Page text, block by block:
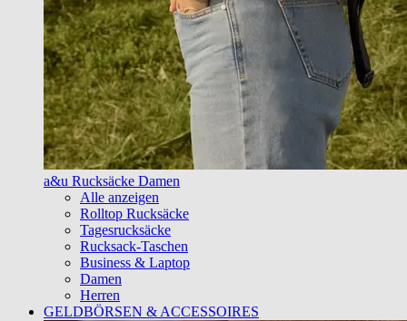
a&u Rucksäcke Damen
Alle anzeigen
Rolltop Rucksäcke
Tagesrucksäcke
Rucksack-Taschen
Business & Laptop
Damen
Herren
GELDBÖRSEN & ACCESSOIRES